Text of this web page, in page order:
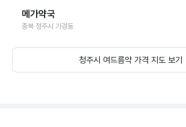
메가약국
충북 청주시 가경동
청주시 여드름약 가격 지도 보기